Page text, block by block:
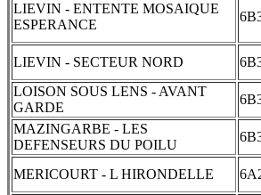
LIEVIN - ENTENTE MOSAIQUE
ESPERANCE
LIEVIN - SECTEUR NORD
LOISON SOUS LENS - AVANT
GARDE
MAZINGARBE - LES
DEFENSEURS DU POILU
MERICOURT - L HIRONDELLE